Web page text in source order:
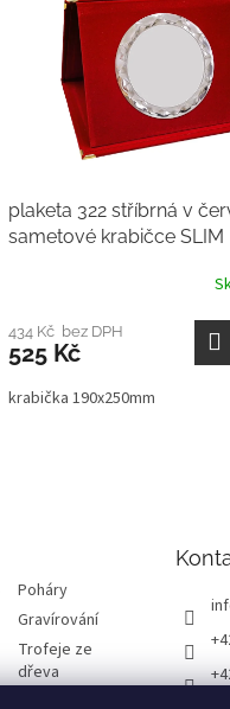
plaketa 322 stříbrná v
sametové krabičce SLIM
434 Kč bez DPH
525 Kč
krabička 190x250mm
Poháry
Gravírování
Trofeje ze
dřeva